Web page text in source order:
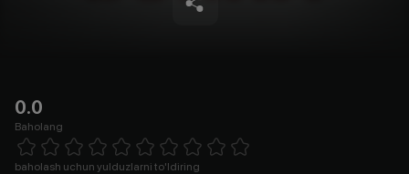
0.0
Baholang
1 Star 2 Stars 3 Stars 4 Stars5 Stars 6 Stars7 Stars8 Stars
baholash uchun yulduzlarni to'ldiring